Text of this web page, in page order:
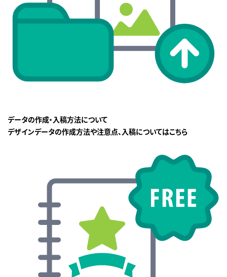
データの作成・入稿方法について
デザインデータの作成方法や注意点、入稿についてはこちら